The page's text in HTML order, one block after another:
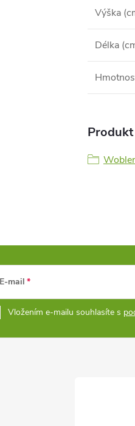
Výška
Délka
E-mail
Vložením e-mailu souhlasíte s